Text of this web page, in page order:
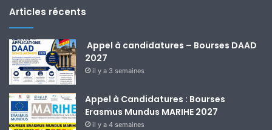
Articles récents
Appel à candidatures – Bourses DAAD
2027
il y a 3 semaines
Appel à Candidatures : Bourses
Erasmus Mundus MARIHE 2027
il y a 4 semaines